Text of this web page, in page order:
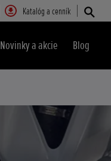
Katalóg a cenník
Novinky a akcie Blog